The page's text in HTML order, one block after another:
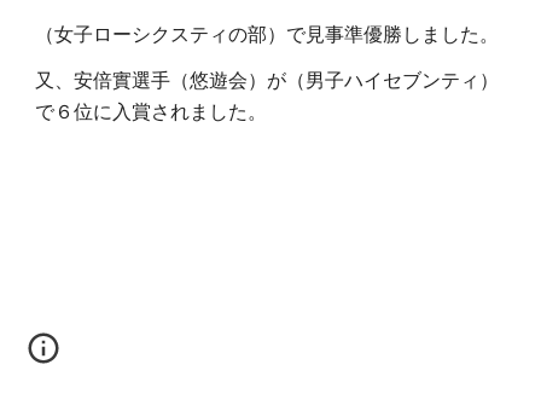
（女子ローシクスティの部）で見事準優勝しました。
又、安倍實選手（悠遊会）が（男子ハイセブンティ）
で６位に入賞されました。